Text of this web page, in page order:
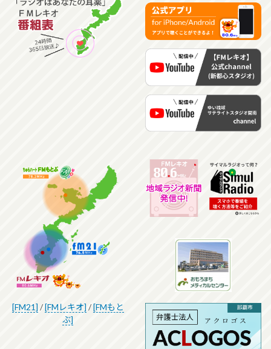
[FM21] /[FMレキオ] /[FMもと
ぶ]